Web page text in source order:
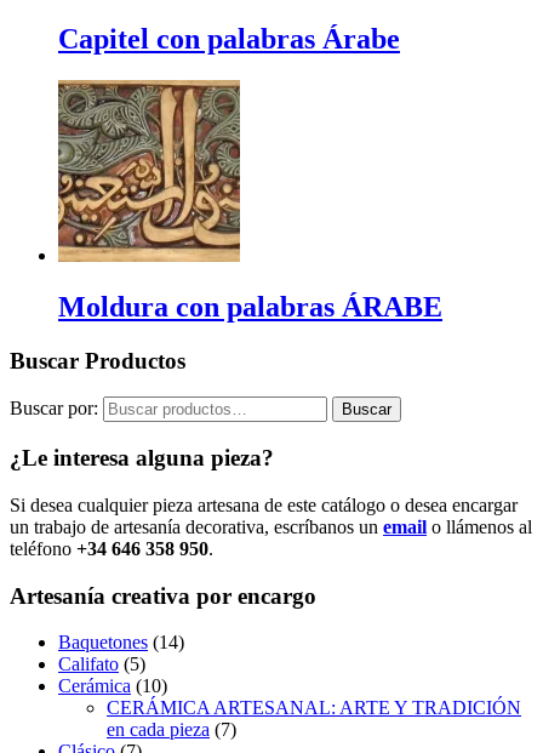
Capitel con palabras Árabe
Moldura con palabras ÁRABE
Buscar Productos
Buscar por: Buscar
¿Le interesa alguna pieza?
Si desea cualquier pieza artesana de este catálogo o desea encargar
un trabajo de artesanía decorativa, escríbanos un email o llámenos al
teléfono +34 646 358 950.
Artesanía creativa por encargo
Baquetones (14)
Califato (5)
Cerámica (10)
CERÁMICA ARTESANAL: ARTE Y TRADICIÓN
en cada pieza (7)